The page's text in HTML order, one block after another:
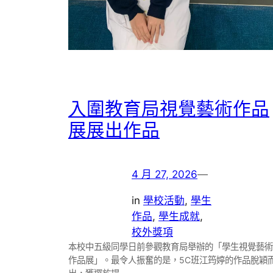
入圍教育局視覺藝術作品
展展出作品
4 月 27, 2026—
in 學校活動, 學生
作品, 學生成就
校外獎項
本校中五級同學日前參觀教育局舉辦的「學生視覺藝術
作品展」。最令人振奮的是，5C班江筠婷的作品脫穎